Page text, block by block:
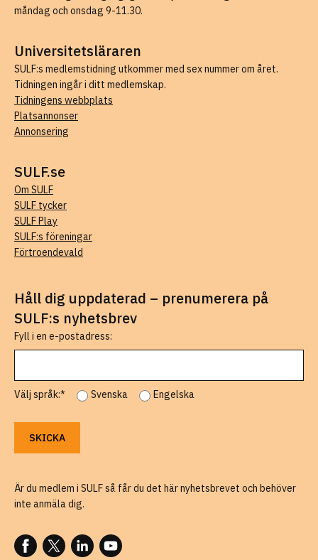
måndag och onsdag 9-11.30.
Universitetsläraren
SULF:s medlemstidning utkommer med sex nummer om året.
Tidningen ingår i ditt medlemskap.
Tidningens webbplats
Platsannonser
Annonsering
SULF.se
Om SULF
SULF tycker
SULF Play
SULF:s föreningar
Förtroendevald
Håll dig uppdaterad – prenumerera på
SULF:s nyhetsbrev
Fyll i en e-postadress:
Välj språk:* Svenska Engelska
Är du medlem i SULF så får du det här nyhetsbrevet och behöver
inte anmäla dig.
FÖLJ OSS PÅ FACEBOOK
FÖLJ OSS PÅ X
FÖLJ OSS PÅ LINKEDIN
FÖLJ OSS PÅ YOUTUBE